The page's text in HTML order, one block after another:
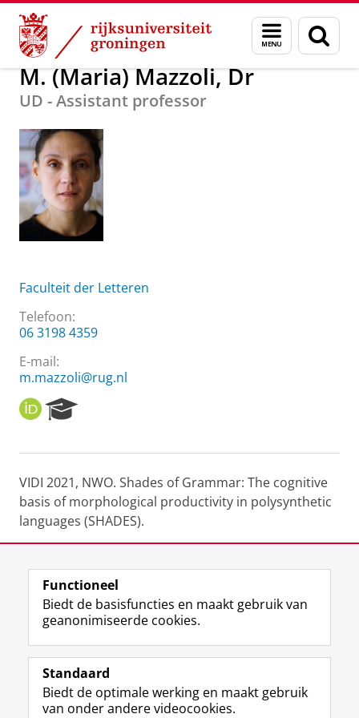
Skip
Content
Skip
Navigation
Menu
en
zoeken
Over ons M. (Maria) Mazzoli, Dr
M. (Maria) Mazzoli, Dr
UD - Assistant professor
Faculteit der Letteren
Telefoon:
06 3198 4359
E-mail:
m.mazzoli@rug.nl
O
R
I
e
r
c
h
r
t
a
l
VIDI 2021, NWO. Shades of Grammar: The cognitive
basis of morphological productivity in polysynthetic
languages (SHADES).
Laatst gewijzigd: 08 juli 2022 13:54
Volg de RUG
F
a
e
b
L
i
k
e
R
S
-
f
I
n
t
Y
o
T
Studiekiezers
Functioneel
Biedt de basisfuncties en maakt gebruik van
geanonimiseerde cookies.
Standaard
Biedt de optimale werking en maakt gebruik
van onder andere videocookies.